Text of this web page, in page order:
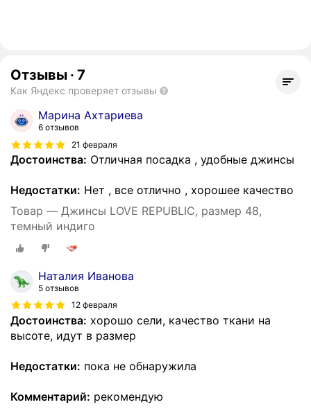
Отзывы · 7
Как Яндекс проверяет отзывы
Марина Ахтариева
6 отзывов
21 февраля
Достоинства: Отличная посадка , удобные джинсы
Недостатки: Нет , все отлично , хорошее качество
Товар — Джинсы LOVE REPUBLIC, размер 48,
темный индиго
Наталия Иванова
5 отзывов
12 февраля
Достоинства: хорошо сели, качество ткани на
высоте, идут в размер
Недостатки: пока не обнаружила
Комментарий: рекомендую